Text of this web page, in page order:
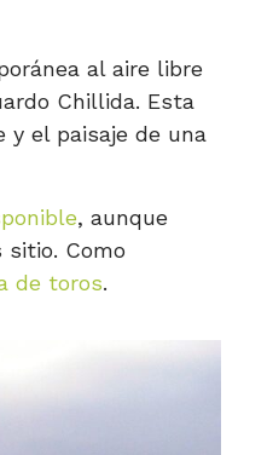
al aire libre
Chillida. Esta
el paisaje de una
, aunque
Como
de toros.